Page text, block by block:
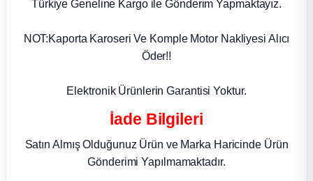
Parça
Türkiye Geneline Kargo ile Gönderim Yapmaktayız.
NOT:Kaporta Karoseri Ve Komple Motor Nakliyesi Alıcı
Öder!!
Elektronik Ürünlerin Garantisi Yoktur.
İade Bilgileri
Satın Almış Olduğunuz Ürün ve Marka Haricinde Ürün
Gönderimi Yapılmamaktadır.